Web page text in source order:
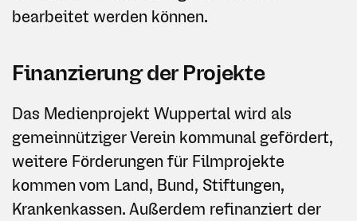
bearbeitet werden können.
Finanzierung der Projekte
Das Medienprojekt Wuppertal wird als
gemeinnütziger Verein kommunal gefördert,
weitere Förderungen für Filmprojekte
kommen vom Land, Bund, Stiftungen,
Krankenkassen. Außerdem refinanziert der